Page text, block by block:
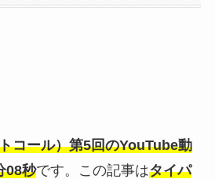
コール）第5回のYouTube動
08秒です。この記事はタイパ